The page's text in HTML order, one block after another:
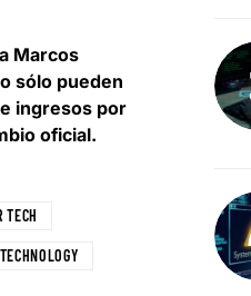
Marcos
sólo pueden
ingresos por
oficial.
TECH
TECHNOLOGY